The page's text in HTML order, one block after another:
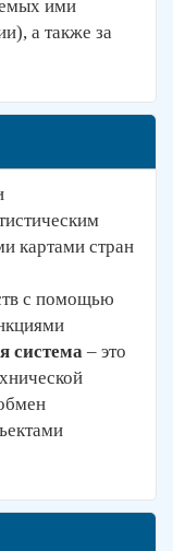
ими
а также за
картами стран
с помощью
система – это